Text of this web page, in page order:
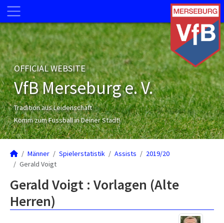
OFFICIAL WEBSITE
VfB Merseburg e. V.
Tradition aus Leidenschaft
Komm zum Fussball in Deiner Stadt!
Männer Spielerstatistik Assists
2019/20
Gerald Voigt
Gerald Voigt : Vorlagen (Alte
Herren)